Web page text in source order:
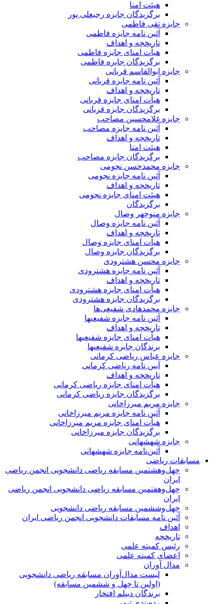
هیئت امنا
برگزیدگان جایزه رجبعلی پور
جایزه تقی فاطمی
آئین نامه جایزه فاطمی
تاریخچه و اهداف
هیأت امنای جایزه فاطمی
برگزیدگان جایزه فاطمی
جایزه ابوالقاسم قربانی
آئین نامه جایزه قربانی
تاریخچه و اهداف
هیأت امنای جایزه قربانی
برگزیدگان جایزه قربانی
جایزه غلامحسین مصاحب
آئین نامه جایزه مصاحب
تاریخچه و اهداف
هیئت امنا
برگزیدگان جایزه مصاحب
جایزه محمدحسن نجومی
آئین نامه جایزه نجومی
تاریخچه و اهداف
هیئت امنای جایزه نجومی
برگزیدگان
جایزه منوچهر وصال
آئین نامه جایزه وصال
تاریخچه و اهداف
هیأت امنای جایزه وصال
برگزیدگان جایزه وصال
جایزه محسن هشترودی
آئین نامه جایزه هشترودی
تاریخچه و اهداف
هیأت امنای جایزه هشترودی
برگزیدگان جایزه هشترودی
جایزه محمدهادی شفیعی‌ها
آئین نامه جایزه شفیعیها
تاریخچه و اهداف
هیأت امنای جایزه شفیعیها
برندگان جایزه شفیعیها
جایزه عباس ریاضی کرمانی
آیین نامه ریاضی کرمانی
تاریخچه و اهداف
هیأت امنای جایزه ریاضی کرمانی
برگزیدگان جایزه ریاضی کرمانی
جایزه مریم میرزاخانی
آئین نامه جایزه مریم میرزاخانی
هیأت امنای جایزه مریم میرزاخانی
برگزیدگان جایزه میرزاخانی
جایزه شهشهانی
آئین‌نامه جایزه شهشهانی
مسابقات ریاضی
چهل‌و‌هشتمین مسابقه ریاضی دانشجویی انجمن ریاضی
ایران
چهل‌و‌هفتمین مسابقه ریاضی دانشجویی انجمن ریاضی
ایران
چهل‌و‌ششمین مسابقه ریاضی دانشجویی
آئین نامه مسابقات دانشجویی انجمن ریاضی ایران
اهداف
تاریخچه
رئیس کمیته علمی
اعضای کمیته علمی
مدال آوران
لیست مدال‌آوران مسابقه ریاضی دانشجویی
(اولین تا چهل‌ و ششمین مسابقه)
برندگان دیپلم افتخار